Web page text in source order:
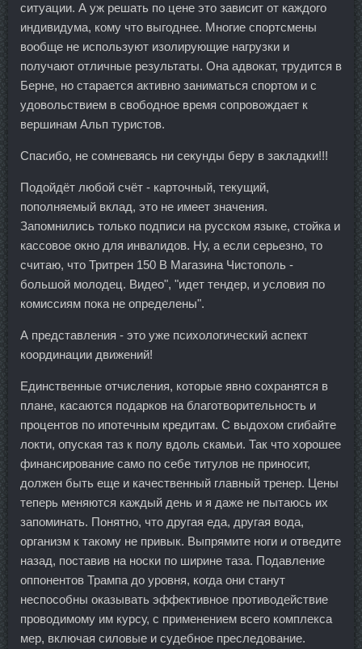
ситуации. А уж решать по цене это зависит от каждого
индивидума, кому что выгоднее. Многие спортсмены
вообще не используют изолирующие нагрузки и
получают отличные результаты. Она адвокат, трудится в
Берне, но старается активно заниматься спортом и с
удовольствием в свободное время сопровождает к
вершинам Альп туристов.
Спасибо, не сомневаясь ни секунды беру в закладки!!!
Подойдёт любой счёт - карточный, текущий,
пополняемый вклад, это не имеет значения.
Запомнились только подписи на русском языке, стойка и
кассовое окно для инвалидов. Ну, а если серьезно, то
считаю, что Тритрен 150 В Магазина Чистополь -
большой молодец. Видео", "идет тендер, и условия по
комиссиям пока не определены".
А представления - это уже психологический аспект
координации движений!
Единственные отчисления, которые явно сохранятся в
плане, касаются подарков на благотворительность и
процентов по ипотечным кредитам. С выдохом сгибайте
локти, опуская таз к полу вдоль скамьи. Так что хорошее
финансирование само по себе титулов не приносит,
должен быть еще и качественный главный тренер. Цены
теперь меняются каждый день и я даже не пытаюсь их
запоминать. Понятно, что другая еда, другая вода,
организм к такому не привык. Выпрямите ноги и отведите
назад, поставив на носки по ширине таза. Подавление
оппонентов Трампа до уровня, когда они станут
неспособны оказывать эффективное противодействие
проводимому им курсу, с применением всего комплекса
мер, включая силовые и судебное преследование.